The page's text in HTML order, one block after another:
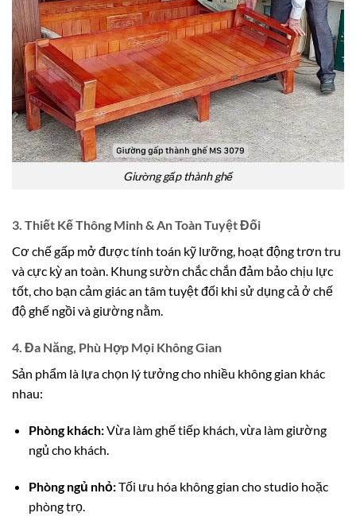
Giường gấp thành ghế
3. Thiết Kế Thông Minh & An Toàn Tuyệt Đối
Cơ chế gấp mở được tính toán kỹ lưỡng, hoạt động trơn tru
và cực kỳ an toàn. Khung sườn chắc chắn đảm bảo chịu lực
tốt, cho bạn cảm giác an tâm tuyệt đối khi sử dụng cả ở chế
độ ghế ngồi và giường nằm.
4. Đa Năng, Phù Hợp Mọi Không Gian
Sản phẩm là lựa chọn lý tưởng cho nhiều không gian khác
nhau:
Phòng khách:Vừa làm ghế tiếp khách, vừa làm giường
ngủ cho khách.
Phòng ngủ nhỏ:Tối ưu hóa không gian cho studio hoặc
phòng trọ.